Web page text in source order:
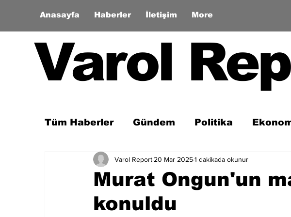
Anasayfa Haberler İletişim More
Varol
Tüm Haberler Gündem Politika
Son Dakika Zaman Tüneli
Murat Ongun'un
konuldu
Varol Report 20 Mar 20251 dakikada okunur